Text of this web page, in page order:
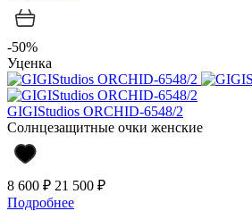
-50%
Уценка
GIGIStudios ORCHID-6548/2
Солнцезащитные очки женские
8 600 ₽ 21 500 ₽
Подробнее